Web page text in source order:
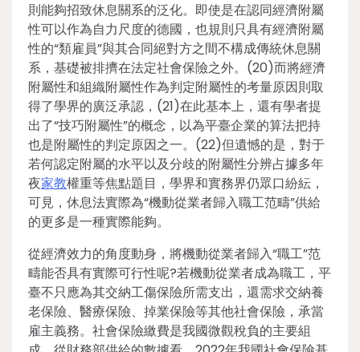
則能夠招致休息關系的泛化。即使是在認同經濟附屬
性可以作為自力尺度的德國，也規則只具有經濟附屬
性的“類雇員”與其合同絕對方之間不構成傳統休息關
系，基礎被排擠在法定社會保險之外。(20)而將經濟
附屬性和組織附屬性作為判定附屬性的考量原因則取
得了學界的廣泛承認，(21)在此基本上，還有學者提
出了“技巧附屬性”的概念，以為平臺企業的算法把持
也是附屬性的判定原因之一。(22)但遺憾的是，對于
若何認定附屬的水平以及分歧的附屬性分辨占據多年
夜家教權重等焦點題目，學界和實務界仍眾口紛紜，
可見，休息法實際為“機動從業者歸入職工范疇”供給
的更多是一種實際能夠。
從經濟效力的角度動身，將機動從業者歸入“職工”范
疇能否具有實際可行性呢?若機動從業者成為職工，平
臺不只應為其交納工傷保險所需支出，還需求交納養
老保險、醫療保險、掉業保險等其他社會保險，承當
雇主義務。社會保險繳費是我國微觀稅負的主要組